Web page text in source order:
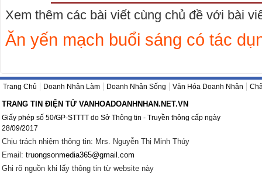
Xem thêm các bài viết cùng chủ đề với bài
Ăn yến mạch buổi sáng có tác
Trang Chủ Doanh Nhân Làm Doanh Nhân Sống Văn Hóa Doanh Nhân
TRANG TIN ĐIỆN TỬ VANHOADOANHNHAN.NET.VN
Giấy phép số 50/GP-STTTT do Sở Thông tin - Truyền thông cấp ngày
28/09/2017
Chịu trách nhiệm thông tin: Mrs. Nguyễn Thị Minh Thúy
Email: truongsonmedia365@gmail.com
Ghi rõ nguồn khi lấy thông tin từ website này